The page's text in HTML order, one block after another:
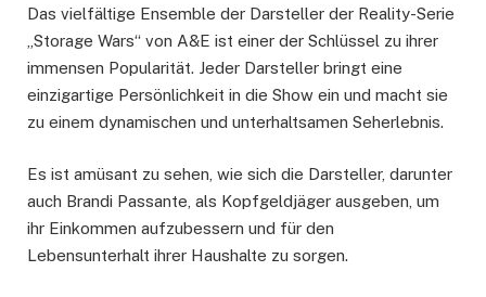
Das vielfältige Ensemble der Darsteller der Reality-Serie
„Storage Wars“ von A&E ist einer der Schlüssel zu ihrer
immensen Popularität. Jeder Darsteller bringt eine
einzigartige Persönlichkeit in die Show ein und macht sie
zu einem dynamischen und unterhaltsamen Seherlebnis.
Es ist amüsant zu sehen, wie sich die Darsteller, darunter
auch Brandi Passante, als Kopfgeldjäger ausgeben, um
ihr Einkommen aufzubessern und für den
Lebensunterhalt ihrer Haushalte zu sorgen.